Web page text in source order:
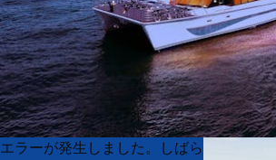
Product
Product
エラーが発生しました。しばら